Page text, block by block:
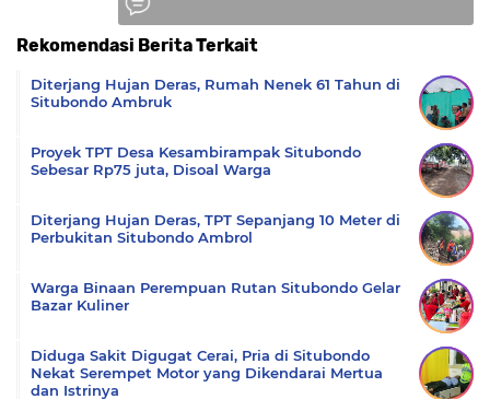
Rekomendasi Berita Terkait
Diterjang Hujan Deras, Rumah Nenek 61 Tahun di
Situbondo Ambruk
Proyek TPT Desa Kesambirampak Situbondo
Sebesar Rp75 juta, Disoal Warga
Diterjang Hujan Deras, TPT Sepanjang 10 Meter di
Perbukitan Situbondo Ambrol
Warga Binaan Perempuan Rutan Situbondo Gelar
Bazar Kuliner
Diduga Sakit Digugat Cerai, Pria di Situbondo
Nekat Serempet Motor yang Dikendarai Mertua
dan Istrinya